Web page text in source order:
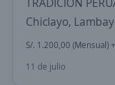
Chiclayo,
S/. 1.200,00 (Mensual)
11 de julio